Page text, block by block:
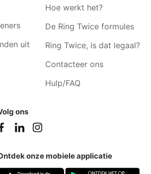
uit
Hoe werkt het?
De Ring Twice formules
Ring Twice, is dat legaal?
Contacteer ons
Hulp/FAQ
ons
onze mobiele applicatie